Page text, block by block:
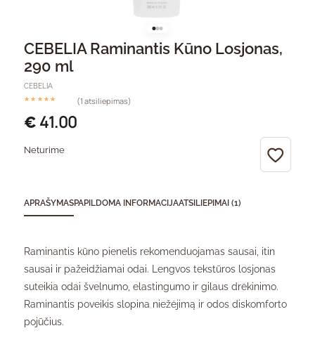
CEBELIA Raminantis Kūno Losjonas,
290 ml
CEBELIA
iš 5 (viso įvertinimų:
(1 atsiliepimas)
€ 41.00
Neturime
APRAŠYMASPAPILDOMA INFORMACIJAATSILIEPIMAI (1)
Raminantis kūno pienelis rekomenduojamas sausai, itin
sausai ir pažeidžiamai odai. Lengvos tekstūros losjonas
suteikia odai švelnumo, elastingumo ir gilaus drėkinimo.
Raminantis poveikis slopina niežėjimą ir odos diskomforto
pojūčius.